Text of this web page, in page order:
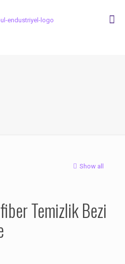
Show all
Temizlik Bezi